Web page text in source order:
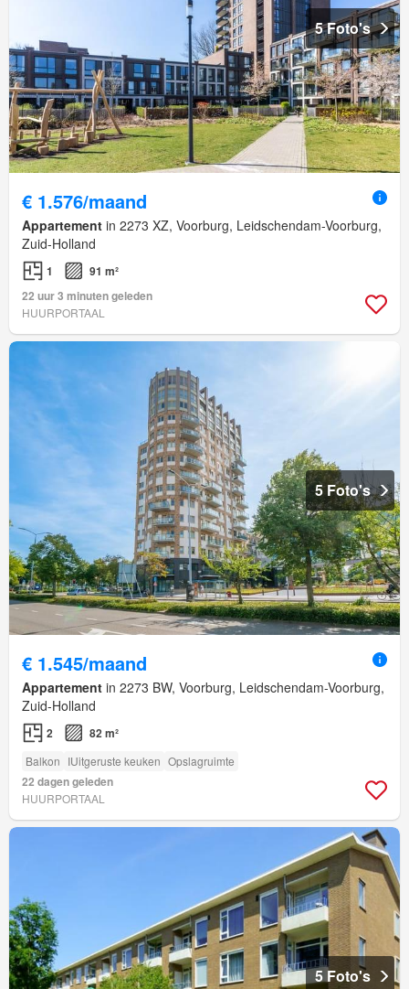
5 Foto's
€ 1.576/maand
Appartement in 2273 XZ, Voorburg, Leidschendam-Voorburg,
Zuid-Holland
1
91 m²
22 uur 3 minuten geleden
HUURPORTAAL
5 Foto's
€ 1.545/maand
Appartement in 2273 BW, Voorburg, Leidschendam-Voorburg,
Zuid-Holland
2 82 m²
Balkon IUitgeruste keuken Opslagruimte
22 dagen geleden
HUURPORTAAL
5 Foto's